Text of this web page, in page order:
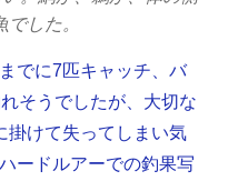
した。
でに7匹キャッチ、バ
そうでしたが、大切な
掛けて失ってしまい気
ードルアーでの釣果写